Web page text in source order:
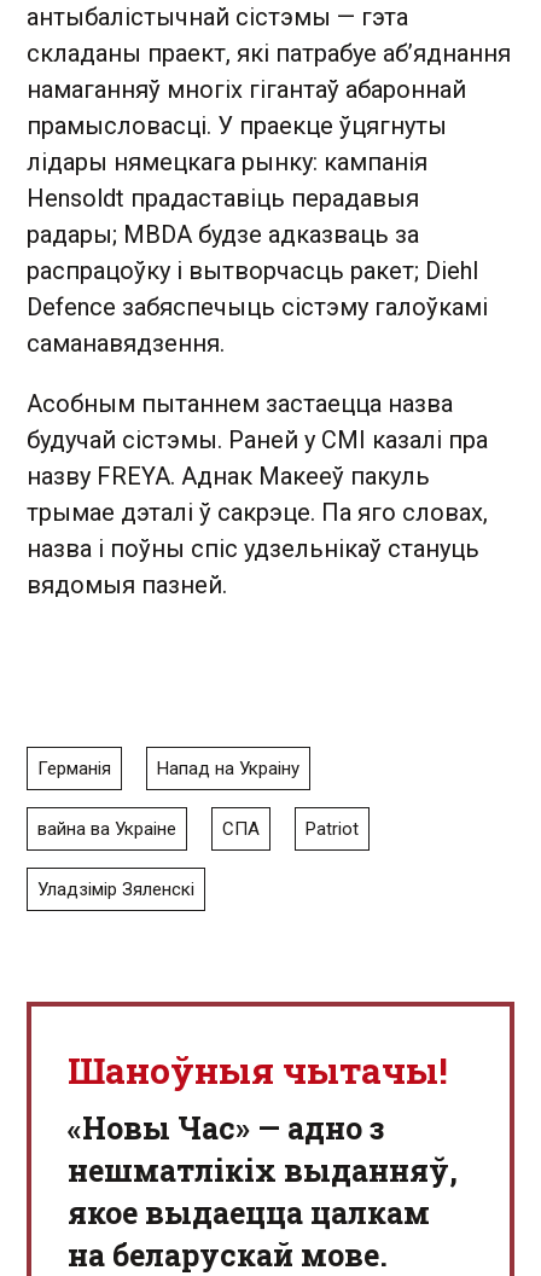
антыбалістычнай сістэмы — гэта
складаны праект, які патрабуе аб’яднання
намаганняў многіх гігантаў абароннай
прамысловасці. У праекце ўцягнуты
лідары нямецкага рынку: кампанія
Hensoldt прадаставіць перадавыя
радары; MBDA будзе адказваць за
распрацоўку і вытворчасць ракет; Diehl
Defence забяспечыць сістэму галоўкамі
саманавядзення.
Асобным пытаннем застаецца назва
будучай сістэмы. Раней у СМІ казалі пра
назву FREYA. Аднак Макееў пакуль
трымае дэталі ў сакрэце. Па яго словах,
назва і поўны спіс удзельнікаў стануць
вядомыя пазней.
Германія Напад на Украіну
вайна ва Украіне СПА Patriot
Уладзімір Зяленскі
Шаноўныя чытачы!
«Новы Час» — адно з
нешматлікіх выданняў,
якое выдаецца цалкам
на беларускай мове.